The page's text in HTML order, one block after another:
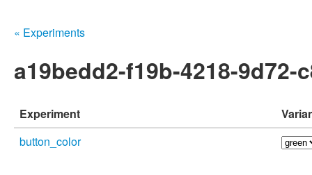
« Experiments
a19bedd2-f19b-4218-9d72-
Experiment
button_color